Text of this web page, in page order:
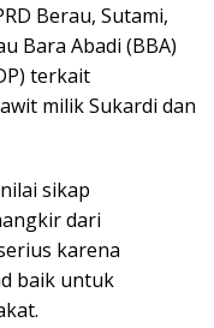
Berau, Sutami,
Bara Abadi (BBA)
terkait
milik Sukardi dan
sikap
dari
karena
baik untuk